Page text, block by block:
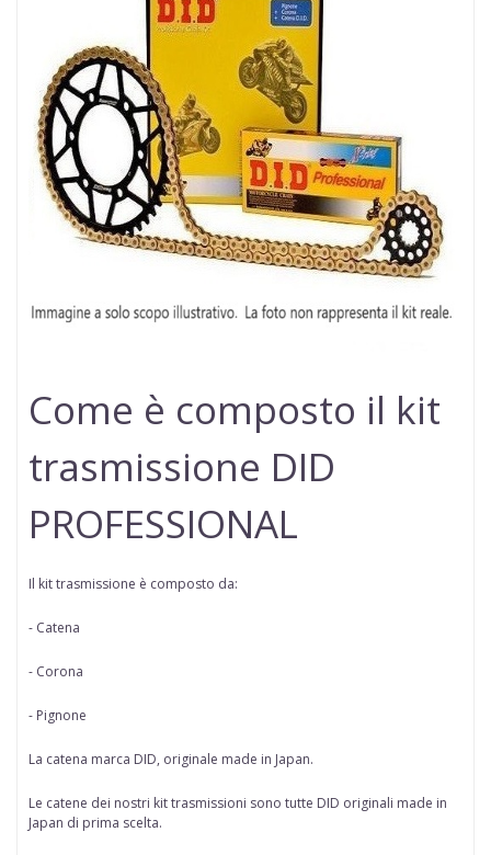
Come è composto il kit
trasmissione DID
PROFESSIONAL
Il kit trasmissione è composto da:
- Catena
- Corona
- Pignone
La catena marca DID, originale made in Japan.
Le catene dei nostri kit trasmissioni sono tutte DID originali made in
Japan di prima scelta.